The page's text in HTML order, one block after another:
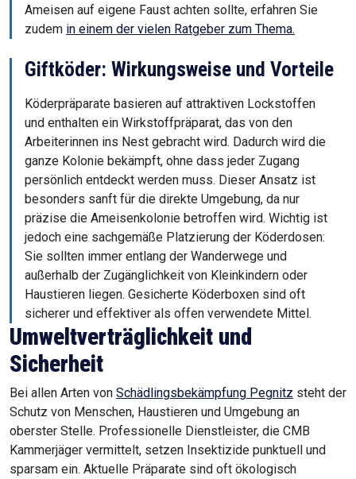
Ameisen auf eigene Faust achten sollte, erfahren Sie
zudem in einem der vielen Ratgeber zum Thema.
Giftköder: Wirkungsweise und Vorteile
Köderpräparate basieren auf attraktiven Lockstoffen
und enthalten ein Wirkstoffpräparat, das von den
Arbeiterinnen ins Nest gebracht wird. Dadurch wird die
ganze Kolonie bekämpft, ohne dass jeder Zugang
persönlich entdeckt werden muss. Dieser Ansatz ist
besonders sanft für die direkte Umgebung, da nur
präzise die Ameisenkolonie betroffen wird. Wichtig ist
jedoch eine sachgemäße Platzierung der Köderdosen:
Sie sollten immer entlang der Wanderwege und
außerhalb der Zugänglichkeit von Kleinkindern oder
Haustieren liegen. Gesicherte Köderboxen sind oft
sicherer und effektiver als offen verwendete Mittel.
Umweltverträglichkeit und
Sicherheit
Bei allen Arten von Schädlingsbekämpfung Pegnitz steht der
Schutz von Menschen, Haustieren und Umgebung an
oberster Stelle. Professionelle Dienstleister, die CMB
Kammerjäger vermittelt, setzen Insektizide punktuell und
sparsam ein. Aktuelle Präparate sind oft ökologisch